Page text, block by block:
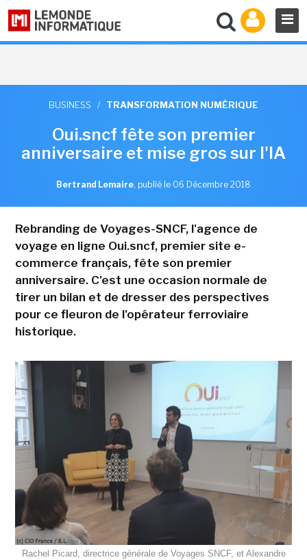
BUSINESS / TRANSFORMATION NUMÉRIQUE
Oui.sncf fête son premier
anniversaire et mise gros sur l'IA
Bertrand Lemaire, publié le 06 Décembre 2018
Rebranding de Voyages-SNCF, l'agence de
voyage en ligne Oui.sncf, premier site e-
commerce français, fête son premier
anniversaire. C'est une occasion normale de
tirer un bilan et de dresser des perspectives
pour ce fleuron de l'opérateur ferroviaire
historique.
Rachel Picard, directrice générale de Voyages SNCF, et Alexandre